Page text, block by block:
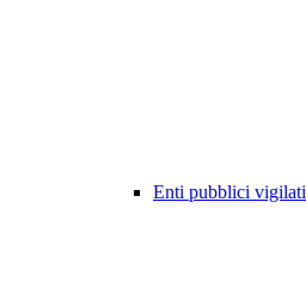
Enti pubblici vigilati